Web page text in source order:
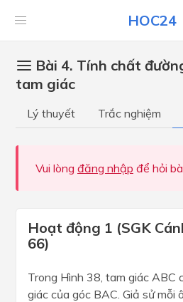
HOC24
Bài 4. Tính chất
tam giác
Lý thuyết Trắc nghiệm
Vui lòng đăng nhập để hỏi
Hoạt động 1 (SGK
66)
Trong Hình 38, tam giác ABC
giác của góc BAC. Giả sử mỗi